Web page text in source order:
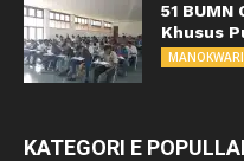
51
Khusus
MANOKWARI
KATEGORI E